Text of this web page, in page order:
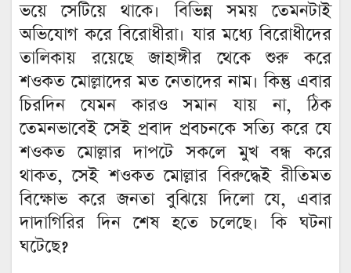
ভয়ে সেটিয়ে থাকে। বিভিন্ন সময় তেমনটাই
অভিযোগ করে বিরোধীরা। যার মধ্যে বিরোধীদের
তালিকায় রয়েছে জাহাঙ্গীর থেকে শুরু করে
শওকত মোল্লাদের মত নেতাদের নাম। কিন্তু এবার
চিরদিন যেমন কারও সমান যায় না, ঠিক
তেমনভাবেই সেই প্রবাদ প্রবচনকে সত্যি করে যে
শওকত মোল্লার দাপটে সকলে মুখ বন্ধ করে
থাকত, সেই শওকত মোল্লার বিরুদ্ধেই রীতিমত
বিক্ষোভ করে জনতা বুঝিয়ে দিলো যে, এবার
দাদাগিরির দিন শেষ হতে চলেছে। কি ঘটনা
ঘটেছে?